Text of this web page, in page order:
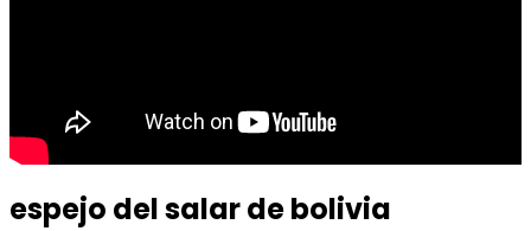
espejo del salar de bolivia